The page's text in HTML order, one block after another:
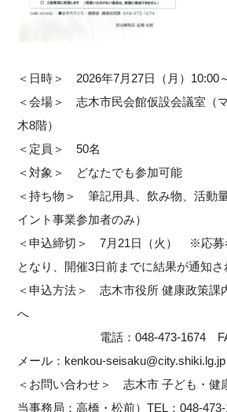
＜日時＞ 2026年7月27日（月）10:00
＜会場＞ 志木市民会館仮設会議室（
木8階）
＜定員＞ 50名
＜対象＞ どなたでも参加可能
＜持ち物＞ 筆記用具、飲み物、活動
イント事業参加者のみ）
＜申込締切＞ 7月21日（火） ※応募
となり、開催3日前までに結果が通知さ
＜申込方法＞ 志木市役所 健康政策課
へ
電話：048-473-1674 FAX
メール：kenkou-seisaku@city.shiki.lg.jp
＜お問い合わせ＞ 志木市 子ども・健
当事務局：高橋・松前）TEL：048-